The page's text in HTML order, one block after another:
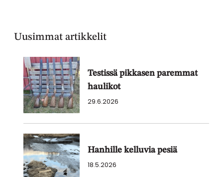
Uusimmat artikkelit
Testissä pikkasen paremmat
haulikot
29.6.2026
Hanhille kelluvia pesiä
18.5.2026